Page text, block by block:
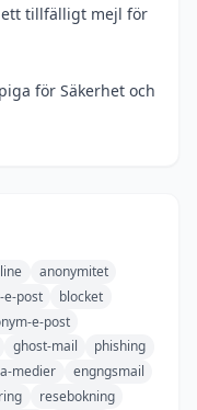
ett tillfälligt mejl för
för Säkerhet och
anonymitet
post
blocket
e-post
ghost-mail
phishing
medier
engngsmail
resebokning